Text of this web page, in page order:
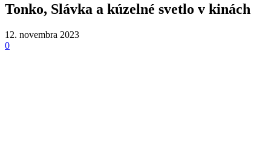
Tonko, Slávka a kúzelné svetlo v kinách
12. novembra 2023
0